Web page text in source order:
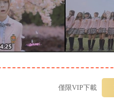
僅限VIP下載